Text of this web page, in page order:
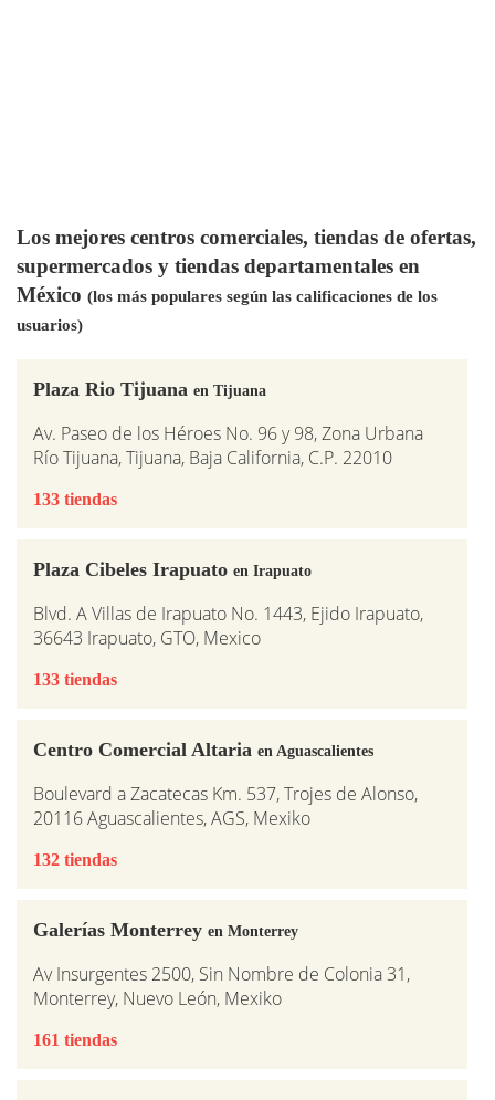
Los mejores centros comerciales, tiendas de ofertas,
supermercados y tiendas departamentales en
México (los más populares según las calificaciones de los
usuarios)
Plaza Rio Tijuana en Tijuana
Av. Paseo de los Héroes No. 96 y 98, Zona Urbana
Río Tijuana, Tijuana, Baja California, C.P. 22010
133 tiendas
Plaza Cibeles Irapuato en Irapuato
Blvd. A Villas de Irapuato No. 1443, Ejido Irapuato,
36643 Irapuato, GTO, Mexico
133 tiendas
Centro Comercial Altaria en Aguascalientes
Boulevard a Zacatecas Km. 537, Trojes de Alonso,
20116 Aguascalientes, AGS, Mexiko
132 tiendas
Galerías Monterrey en Monterrey
Av Insurgentes 2500, Sin Nombre de Colonia 31,
Monterrey, Nuevo León, Mexiko
161 tiendas